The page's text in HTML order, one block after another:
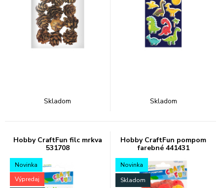
Skladom Skladom
Hobby CraftFun filc mrkva
531708
Novinka
Výpredaj
Hobby CraftFun pompom
farebné 441431
Novinka
Skladom